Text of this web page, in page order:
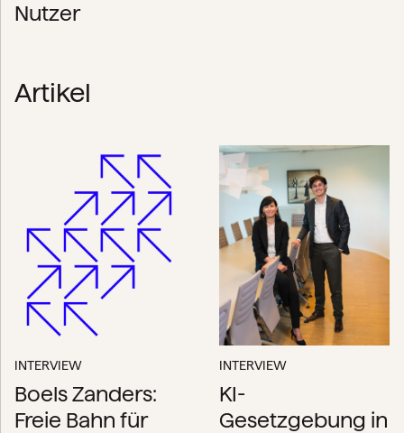
Nutzer
Artikel
INTERVIEW
Boels Zanders:
Freie Bahn für
INTERVIEW
KI-
Gesetzgebung in